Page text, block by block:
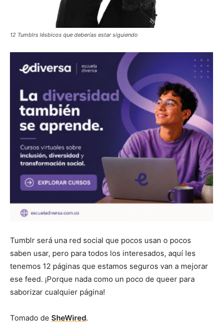
12 Tumblrs lésbicos que deberías estar siguiendo
Tumblr será una red social que pocos usan o pocos
saben usar, pero para todos los interesados, aquí les
tenemos 12 páginas que estamos seguros van a mejorar
ese feed. ¡Porque nada como un poco de queer para
saborizar cualquier página!
Tomado de SheWired.